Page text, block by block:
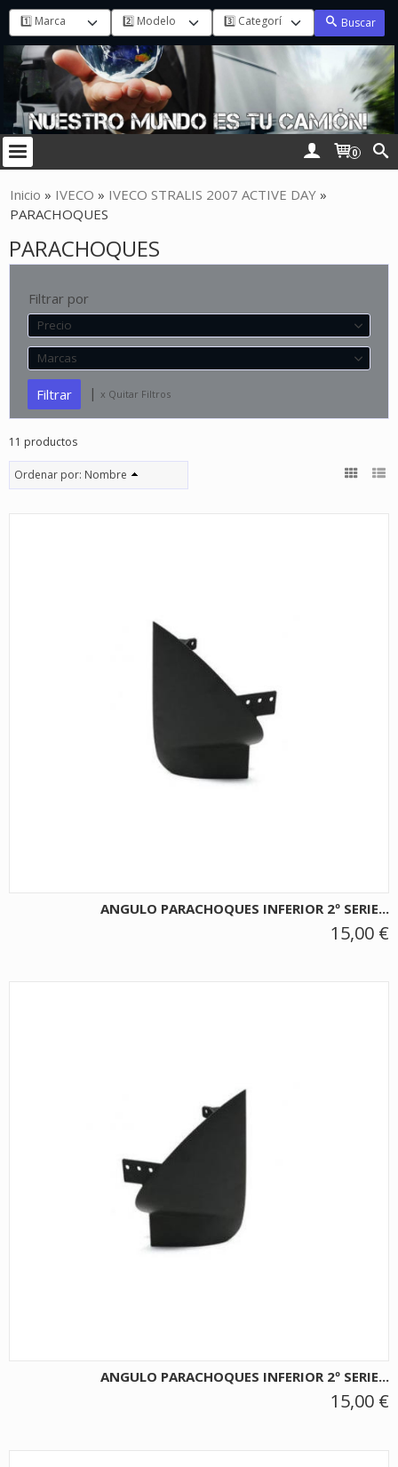
Buscar
0
Inicio » IVECO » IVECO STRALIS 2007 ACTIVE DAY »
PARACHOQUES
PARACHOQUES
Filtrar por
Precio
Marcas
| x Quitar Filtros
11 productos
Ordenar por: Nombre
ANGULO PARACHOQUES INFERIOR 2º SERIE...
15,00 €
ANGULO PARACHOQUES INFERIOR 2º SERIE...
15,00 €